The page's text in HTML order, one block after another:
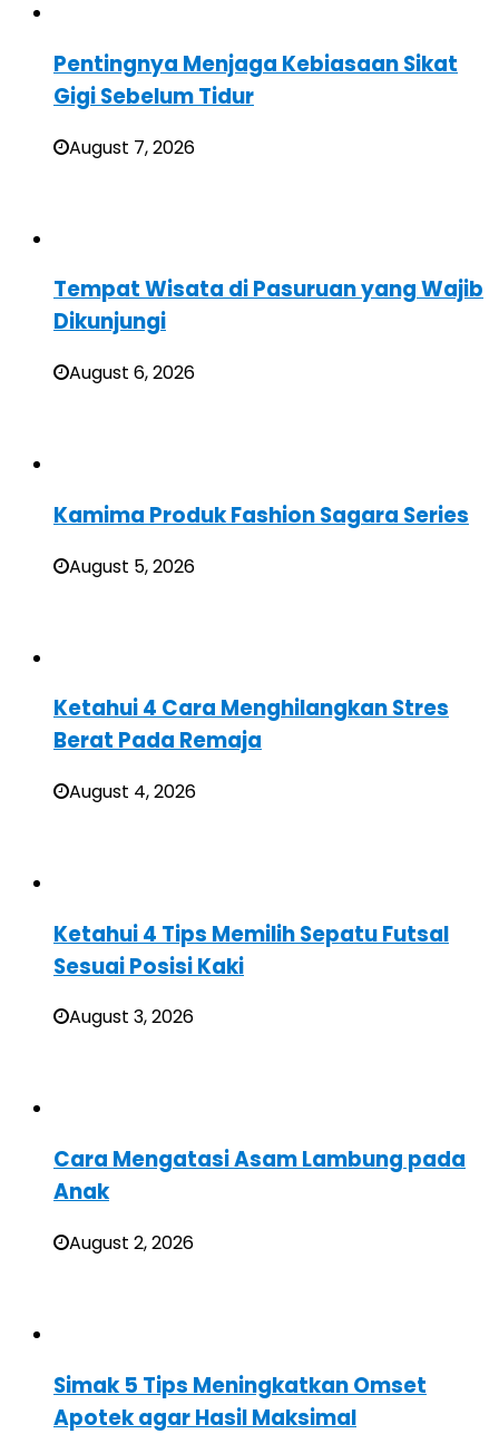
Pentingnya Menjaga Kebiasaan Sikat
Gigi Sebelum Tidur
August 7, 2026
Tempat Wisata di Pasuruan yang Wajib
Dikunjungi
August 6, 2026
Kamima Produk Fashion Sagara Series
August 5, 2026
Ketahui 4 Cara Menghilangkan Stres
Berat Pada Remaja
August 4, 2026
Ketahui 4 Tips Memilih Sepatu Futsal
Sesuai Posisi Kaki
August 3, 2026
Cara Mengatasi Asam Lambung pada
Anak
August 2, 2026
Simak 5 Tips Meningkatkan Omset
Apotek agar Hasil Maksimal